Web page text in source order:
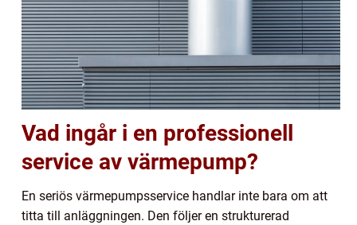
Vad ingår i en professionell
service av värmepump?
En seriös värmepumpsservice handlar inte bara om att
titta till anläggningen. Den följer en strukturerad